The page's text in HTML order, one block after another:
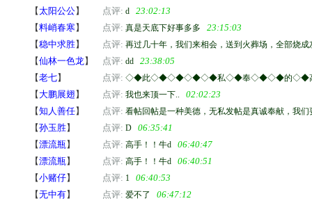
【太阳公公】 点评: d
23:02:13
【料峭春寒】 点评: 真是天底下好事多多
23:15:03
【稳中求胜】 点评: 再过几十年，我们来相会，送到火葬场，全部烧
【仙林一色龙】 点评: dd
23:38:05
【老七】 点评: ◇◆此◇◆◇◆◇◆◇◆私◇◆奉◇◆◇◆的◇◆
【大鹏展翅】 点评: 我也来顶一下..
02:02:23
【知人善任】 点评: 看帖回帖是一种美德，无私发帖是真诚奉献，我们
【孙玉胜】 点评: D
06:35:41
【漂流瓶】 点评: 高手！！牛d
06:40:47
【漂流瓶】 点评: 高手！！牛d
06:40:51
【小赌仔】 点评: 1
06:40:53
【无中有】 点评: 爱不了 06:47:12